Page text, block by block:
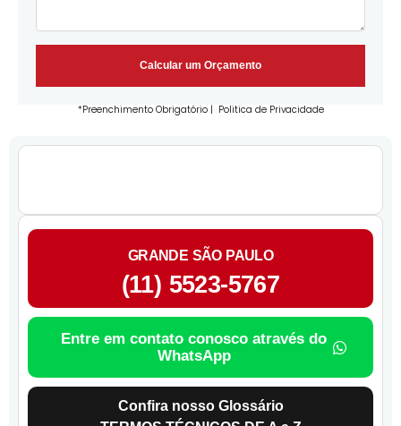
Calcular um Orçamento
*Preenchimento Obrigatório | Politica de Privacidade
GRANDE SÃO PAULO
(11) 5523-5767
Entre em contato conosco através do
WhatsApp
Confira nosso Glossário